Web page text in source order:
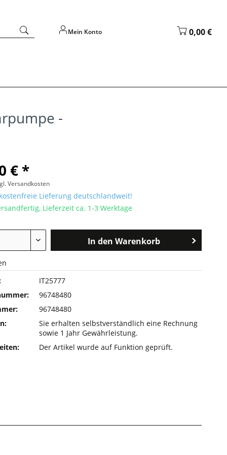
Mein Konto 0,00 €
-
€ *
Versandkosten
Lieferung deutschlandweit!
Lieferzeit ca. 1-3 Werktage
In den Warenkorb
IT25777
96748480
96748480
Sie erhalten selbstverständlich eine Rechnung
sowie 1 Jahr Gewährleistung.
Der Artikel wurde auf Funktion geprüft.